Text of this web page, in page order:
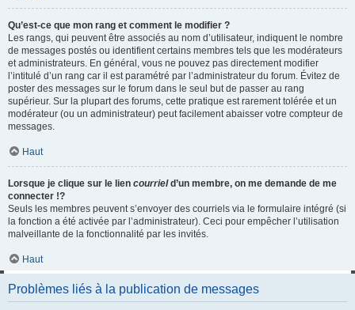
Qu’est-ce que mon rang et comment le modifier ?
Les rangs, qui peuvent être associés au nom d’utilisateur, indiquent le nombre
de messages postés ou identifient certains membres tels que les modérateurs
et administrateurs. En général, vous ne pouvez pas directement modifier
l’intitulé d’un rang car il est paramétré par l’administrateur du forum. Évitez de
poster des messages sur le forum dans le seul but de passer au rang
supérieur. Sur la plupart des forums, cette pratique est rarement tolérée et un
modérateur (ou un administrateur) peut facilement abaisser votre compteur de
messages.
Haut
Lorsque je clique sur le lien courrield’un membre, on me demande de me
connecter !?
Seuls les membres peuvent s’envoyer des courriels via le formulaire intégré (si
la fonction a été activée par l’administrateur). Ceci pour empêcher l’utilisation
malveillante de la fonctionnalité par les invités.
Haut
Problèmes liés à la publication de messages